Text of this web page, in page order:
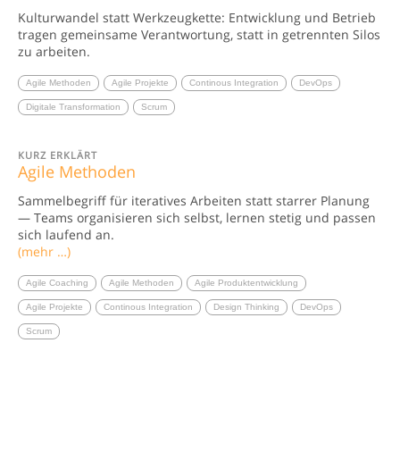
Kulturwandel statt Werkzeugkette: Entwicklung und Betrieb
tragen gemeinsame Verantwortung, statt in getrennten Silos
zu arbeiten.
Agile Methoden Agile Projekte Continous Integration DevOps
Digitale Transformation Scrum
KURZ ERKLÄRT
Agile Methoden
Sammelbegriff für iteratives Arbeiten statt starrer Planung
— Teams organisieren sich selbst, lernen stetig und passen
sich laufend an.
(mehr …)
Agile Coaching Agile Methoden Agile Produktentwicklung
Agile Projekte Continous Integration Design Thinking DevOps
Scrum